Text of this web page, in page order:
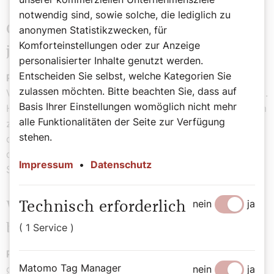
Gerade in Zeiten der Bedrohung wie
jetzt erscheint das wichtig …
P. Anselm Grün OSB:Es gibt die Angstmacher und
Verschwörungstheorien, die sind alle von Angst geprägt.
Hoffen heißt, die Realität sehen wie sie ist und trotzdem
zu glauben, wir können es schaffen. Darauf zu hoffen,
dass wir nicht nur dem Virus ausgesetzt sind, sondern
dass auch die heilenden Kräfte, die Gott in die
Schöpfung gelegt hat, stärker werden.
Was liegt Ihnen zu diesem Thema
besonders am Herzen?
P. Anselm Grün OSB:Als ich über Hoffnung
geschrieben habe, bin ich auch auf Negativaussagen
notwendig sind, sowie solche, die lediglich zu
anonymen Statistikzwecken, für
Komforteinstellungen oder zur Anzeige
personalisierter Inhalte genutzt werden.
Entscheiden Sie selbst, welche Kategorien Sie
zulassen möchten. Bitte beachten Sie, dass auf
Basis Ihrer Einstellungen womöglich nicht mehr
alle Funktionalitäten der Seite zur Verfügung
stehen.
Impressum • Datenschutz
Technisch erforderlich
( 1 Service )
nein ja
Matomo Tag Manager nein ja